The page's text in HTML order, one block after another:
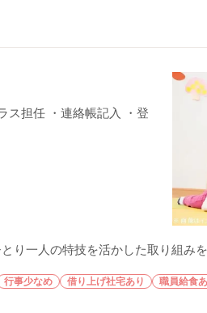
ス担任 ・連絡帳記入 ・登
り一人の特技を活かした取り組み
行事少なめ 借り上げ社宅あり 職員給食